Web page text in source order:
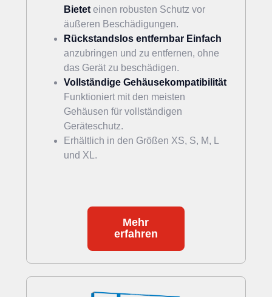
Bieteteinen robusten Schutz vor
äußeren Beschädigungen.
Rückstandslosentfernbar Einfach
anzubringen und zu entfernen, ohne
das Gerät zu beschädigen.
Vollständige Gehäusekompatibilität
Funktioniert mit den meisten
Gehäusen für vollständigen
Geräteschutz.
Erhältlich in den Größen XS, S, M, L
und XL.
Mehr
erfahren